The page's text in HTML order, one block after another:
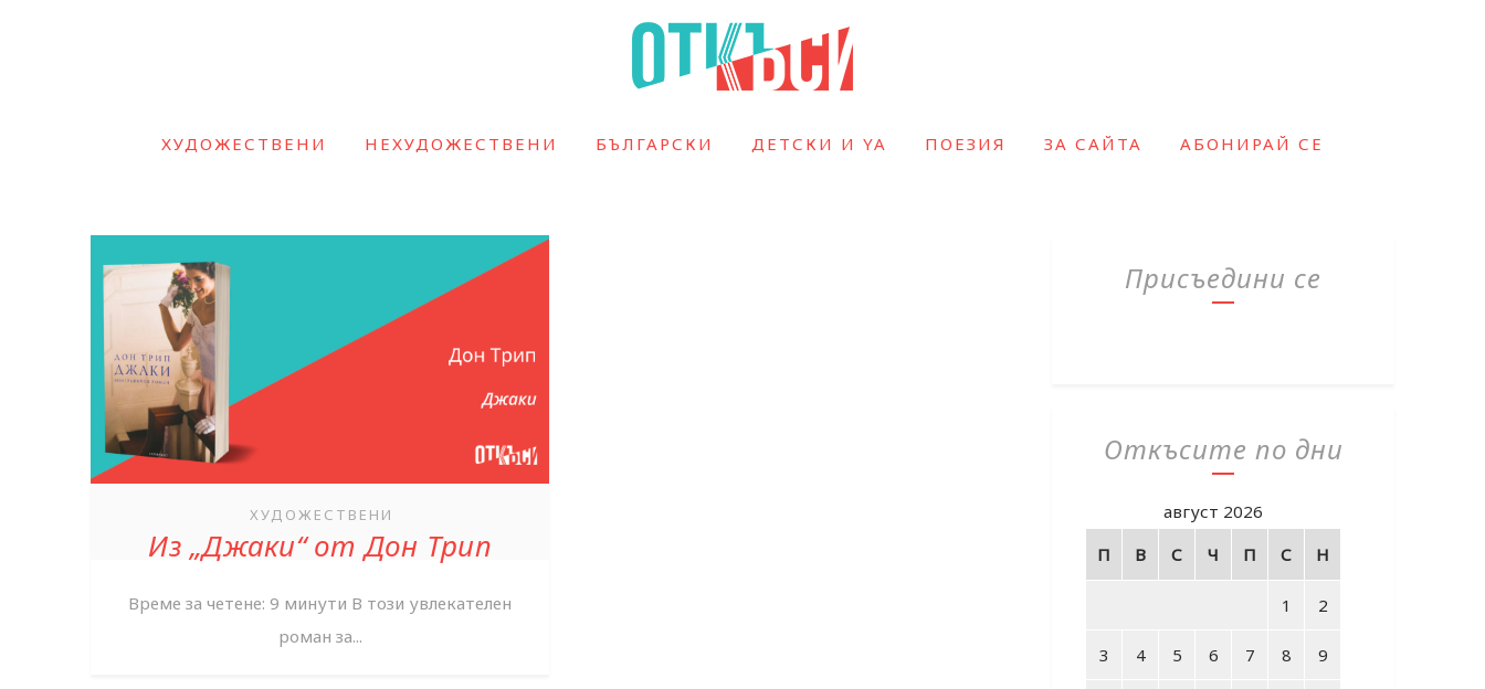
ХУДОЖЕСТВЕНИ НЕХУДОЖЕСТВЕНИ БЪЛГАРСКИ ДЕТСКИ И YA ПОЕЗИЯ ЗА САЙТА АБОНИРАЙ СЕ
ХУДОЖЕСТВЕНИ
Из „Джаки“ от Дон Трип
Време за четене: 9 минути В този увлекателен
роман за...
Присъедини се
Откъсите по дни
август 2026
П
В С Ч П С Н
1 2
3 4 5 6 7 8 9